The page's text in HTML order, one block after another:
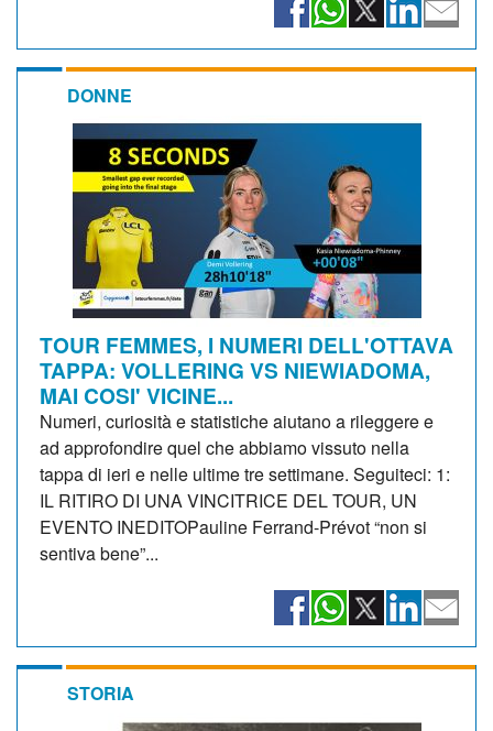
DONNE
TOUR FEMMES, I NUMERI DELL'OTTAVA
TAPPA: VOLLERING VS NIEWIADOMA,
MAI COSI' VICINE...
Numeri, curiosità e statistiche aiutano a rileggere e
ad approfondire quel che abbiamo vissuto nella
tappa di ieri e nelle ultime tre settimane. Seguiteci: 1:
IL RITIRO DI UNA VINCITRICE DEL TOUR, UN
EVENTO INEDITOPauline Ferrand-Prévot “non si
sentiva bene”...
STORIA